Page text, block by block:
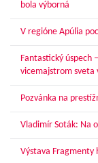
bola výborná
V regióne Apúlia
Fantastický úspech
vicemajstrom sveta
Pozvánka na
Vladimír Soták: Na
Výstava Fragmenty